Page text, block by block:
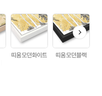
띠움모던화이트 띠움모던블랙